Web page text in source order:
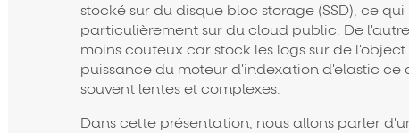
stocké sur du disque bloc storage (SSD), ce
particulièrement sur du cloud public. De
moins couteux car stock les logs sur de
puissance du moteur d'indexation d'elastic ce
souvent lentes et complexes.
Dans cette présentation, nous allons parler